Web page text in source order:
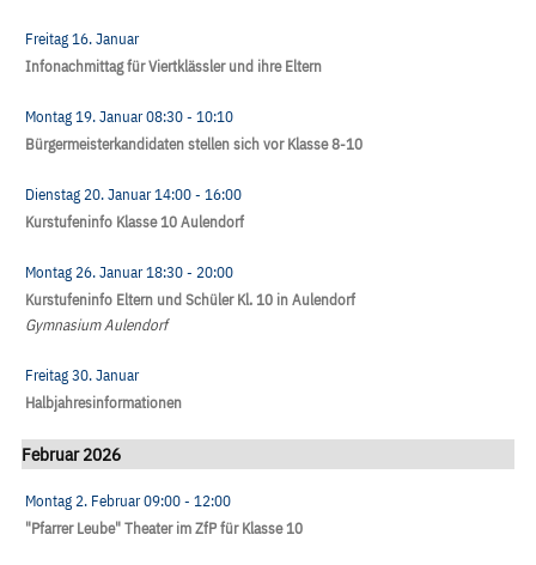
Freitag 16. Januar
Infonachmittag für Viertklässler und ihre Eltern
Montag 19. Januar08:30- 10:10
Bürgermeisterkandidaten stellen sich vor Klasse 8-10
Dienstag 20. Januar14:00- 16:00
Kurstufeninfo Klasse 10 Aulendorf
Montag 26. Januar18:30- 20:00
Kurstufeninfo Eltern und Schüler Kl. 10 in Aulendorf
Gymnasium Aulendorf
Freitag 30. Januar
Halbjahresinformationen
Februar 2026
Montag 2. Februar09:00- 12:00
"Pfarrer Leube" Theater im ZfP für Klasse 10